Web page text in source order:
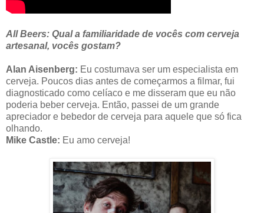
All Beers: Qual a familiaridade de vocês com cerveja
artesanal, vocês gostam?
Alan Aisenberg: Eu costumava ser um especialista em
cerveja. Poucos dias antes de começarmos a filmar, fui
diagnosticado como celíaco e me disseram que eu não
poderia beber cerveja. Então, passei de um grande
apreciador e bebedor de cerveja para aquele que só fica
olhando.
Mike Castle: Eu amo cerveja!